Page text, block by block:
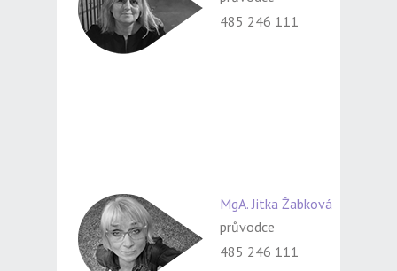
485 246 111
MgA. Jitka Žabková
průvodce
485 246 111